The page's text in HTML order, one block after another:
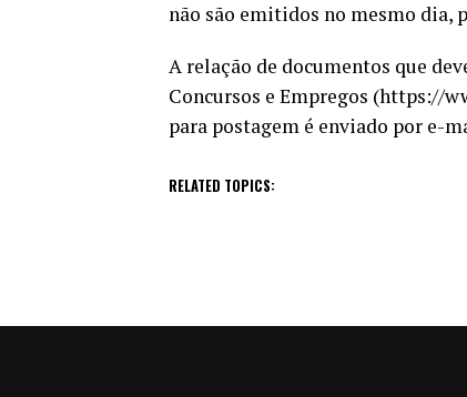
não são emitidos no mesmo dia,
A relação de documentos que
Concursos e Empregos (https://
para postagem é enviado por e-
RELATED TOPICS: